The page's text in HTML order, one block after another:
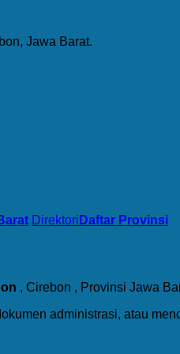
Jawa Barat.
Direktori Daftar Provinsi
, Cirebon , Provinsi Jawa
administrasi, atau